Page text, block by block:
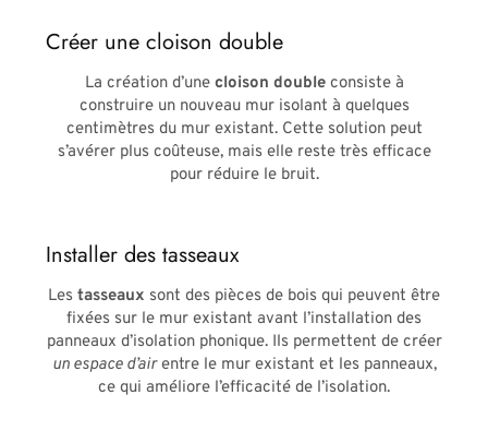
Créer une cloison double
La création d’une cloison doubleconsiste à
construire un nouveau mur isolant à quelques
centimètres du mur existant. Cette solution peut
s’avérer plus coûteuse, mais elle reste très efficace
pour réduire le bruit.
Installer des tasseaux
Les tasseaux sont des pièces de bois qui peuvent être
fixées sur le mur existant avant l’installation des
panneaux d’isolation phonique. Ils permettent de créer
un espace d’airentre le mur existant et les panneaux,
ce qui améliore l’efficacité de l’isolation.